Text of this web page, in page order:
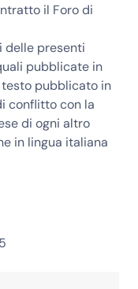
il Foro di
delle presenti
pubblicate in
pubblicato in
conflitto con la
di ogni altro
in lingua italiana